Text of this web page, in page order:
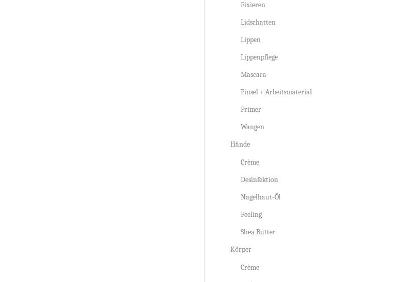
Fixieren
Lidschatten
Lippen
Lippenpflege
Mascara
Pinsel + Arbeitsmaterial
Primer
Wangen
Hände
Crème
Desinfektion
Nagelhaut-Öl
Peeling
Shea Butter
Körper
Crème